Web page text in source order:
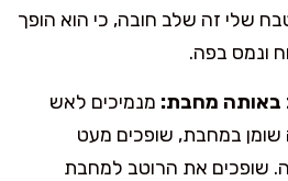
שלי זה שלב חובה, כי הוא הופך
ונמס בפה.
באותה מחבת: מנמיכים לאש
שומן במחבת, שופכים מעט
שופכים את הרוטב למחבת